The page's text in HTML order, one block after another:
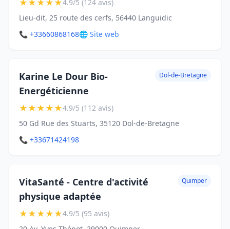
★★★★★4.9/5 (124 avis)
Lieu-dit, 25 route des cerfs, 56440 Languidic
📞 +33660868168🌐 Site web
Karine Le Dour Bio-
Energéticienne
Dol-de-Bretagne
★★★★★4.9/5 (112 avis)
50 Gd Rue des Stuarts, 35120 Dol-de-Bretagne
📞 +33671424198
VitaSanté - Centre d'activité
physique adaptée
Quimper
★★★★★4.9/5 (95 avis)